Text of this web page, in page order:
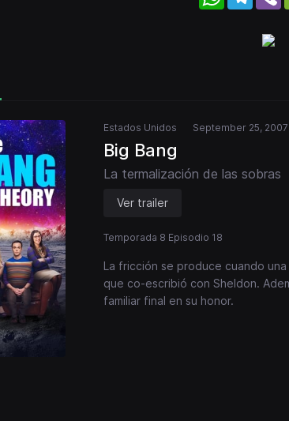
Estados Unidos September 25, 2007
Big Bang
La termalización de las sobras
Ver trailer
Temporada 8 Episodio 18
La fricción se produce cuando
que co-escribió con Sheldon.
familiar final en su honor.